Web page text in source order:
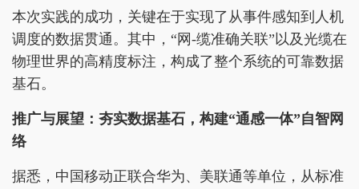
本次实践的成功，关键在于实现了从事件感知到人机
调度的数据贯通。其中，“网-缆准确关联”以及光缆在
物理世界的高精度标注，构成了整个系统的可靠数据
基石。
推广与展望：夯实数据基石，构建“通感一体”自智网
络
据悉，中国移动正联合华为、美联通等单位，从标准